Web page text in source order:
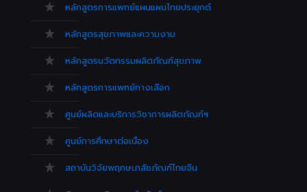
หลักสูตรการแพทย์แผนแผนไทยประยุกต์
หลักสูตรสุขภาพและความงาม
หลักสูตรนวัตกรรมผลิตภัณฑ์สุขภาพ
หลักสูตรการแพทย์ทางเลือก
ศูนย์ผลิตและบริการวิชาการผลิตภัณฑ์ฯ
ศูนย์การศึกษาต่อเนื่อง
สถาบันวิจัยพฤกษเภสัชภัณฑ์ไทยจีน